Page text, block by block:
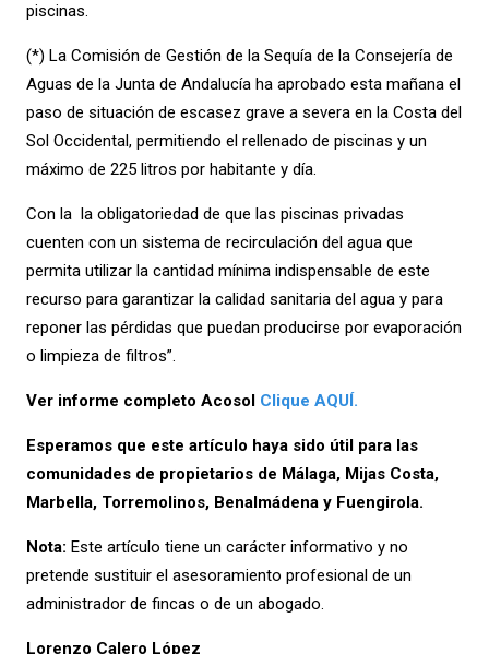
piscinas.
(*) La Comisión de Gestión de la Sequía de la Consejería de
Aguas de la Junta de Andalucía ha aprobado esta mañana el
paso de situación de escasez grave a severa en la Costa del
Sol Occidental, permitiendo el rellenado de piscinas y un
máximo de 225 litros por habitante y día.
Con la la obligatoriedad de que las piscinas privadas
cuenten con un sistema de recirculación del agua que
permita utilizar la cantidad mínima indispensable de este
recurso para garantizar la calidad sanitaria del agua y para
reponer las pérdidas que puedan producirse por evaporación
o limpieza de filtros”.
Ver informe completo Acosol Clique AQUÍ.
Esperamos que este artículo haya sido útil para las
comunidades de propietarios de Málaga, Mijas Costa,
Marbella, Torremolinos, Benalmádena y Fuengirola.
Nota: Este artículo tiene un carácter informativo y no
pretende sustituir el asesoramiento profesional de un
administrador de fincas o de un abogado.
Lorenzo Calero López